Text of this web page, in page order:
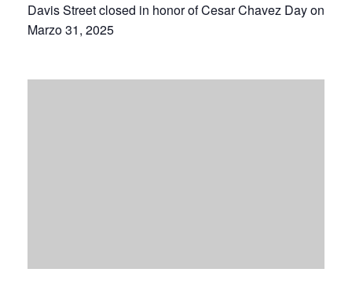
Davis Street closed in honor of Cesar Chavez Day on
Marzo 31, 2025